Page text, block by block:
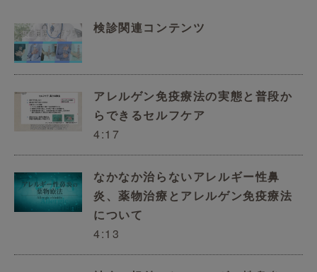
検診関連コンテンツ
アレルゲン免疫療法の実態と普段か
らできるセルフケア
4:17
なかなか治らないアレルギー性鼻
炎、薬物治療とアレルゲン免疫療法
について
4:13